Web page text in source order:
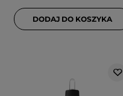
DODAJ DO KOSZYKA